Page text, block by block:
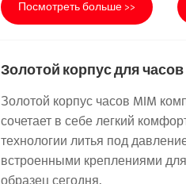
Посмотреть больше >>
Золотой корпус для часов
Золотой корпус часов MIM
сочетает в себе легкий
технологии литья под
встроенными креплениями